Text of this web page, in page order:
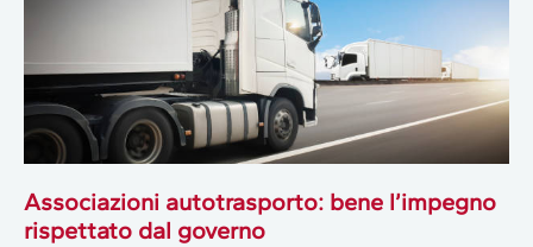
Associazioni autotrasporto: bene l’impegno
rispettato dal governo